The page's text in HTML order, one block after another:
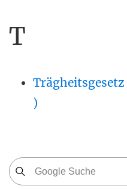
T
Trägheitsgesetz
)